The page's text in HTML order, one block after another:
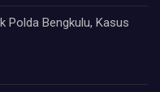
Polda Bengkulu, Kasus